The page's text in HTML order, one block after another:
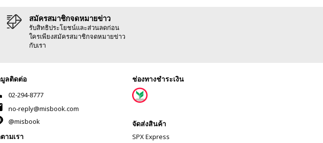
สมัครสมาชิกจดหมายข่าว
รับสิทธิประโยชน์และส่วนลดก่อน
ใครเพียงสมัครสมาชิกจดหมายข่าว
กับเรา
ลติดต่อ
02-294-8777
no-reply@misbook.com
@misbook
ามเรา
ช่องทางชำระเงิน
จัดส่งสินค้า
SPX Express